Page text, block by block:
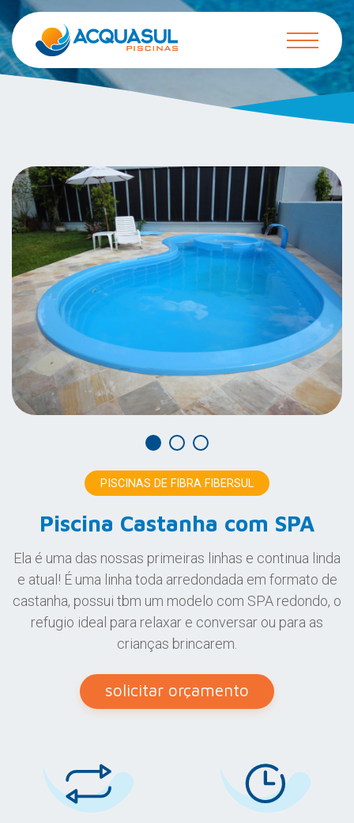
PISCINAS DE FIBRA FIBERSUL
Piscina Castanha com SPA
Ela é uma das nossas primeiras linhas e continua linda
e atual! É uma linha toda arredondada em formato de
castanha, possui tbm um modelo com SPA redondo, o
refugio ideal para relaxar e conversar ou para as
crianças brincarem.
solicitar orçamento